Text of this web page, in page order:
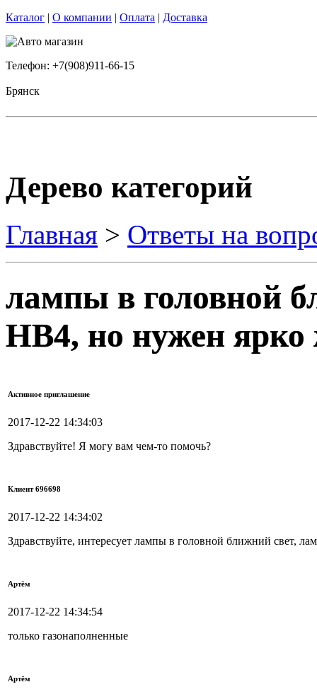
Каталог | О компании | Оплата | Доставка
Телефон: +7(908)911-66-15
Брянск
Дерево категорий
Главная > Ответы на
лампы в головной
HB4, но нужен
Активное приглашение
2017-12-22 14:34:03
Здравствуйте! Я могу вам чем-то помочь?
Клиент 696698
2017-12-22 14:34:02
Здравствуйте, интересует лампы в головной ближний свет,
Артём
2017-12-22 14:34:54
только газонаполненные
Артём